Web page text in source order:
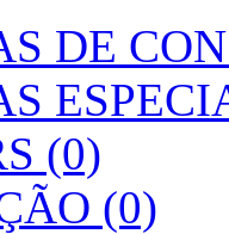
DE
(0)
(0)